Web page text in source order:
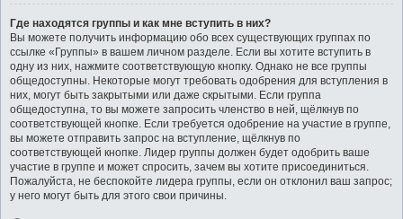
Где находятся группы и как мне вступить в них?
Вы можете получить информацию обо всех существующих группах по
ссылке «Группы» в вашем личном разделе. Если вы хотите вступить в
одну из них, нажмите соответствующую кнопку. Однако не все группы
общедоступны. Некоторые могут требовать одобрения для вступления в
них, могут быть закрытыми или даже скрытыми. Если группа
общедоступна, то вы можете запросить членство в ней, щёлкнув по
соответствующей кнопке. Если требуется одобрение на участие в группе,
вы можете отправить запрос на вступление, щёлкнув по
соответствующей кнопке. Лидер группы должен будет одобрить ваше
участие в группе и может спросить, зачем вы хотите присоединиться.
Пожалуйста, не беспокойте лидера группы, если он отклонил ваш запрос;
у него могут быть для этого свои причины.